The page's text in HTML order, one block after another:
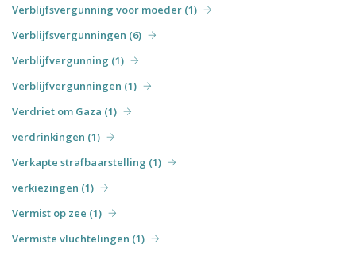
Verblijfsvergunning voor moeder (1)
Verblijfsvergunningen (6)
Verblijfvergunning (1)
Verblijfvergunningen (1)
Verdriet om Gaza (1)
verdrinkingen (1)
Verkapte strafbaarstelling (1)
verkiezingen (1)
Vermist op zee (1)
Vermiste vluchtelingen (1)